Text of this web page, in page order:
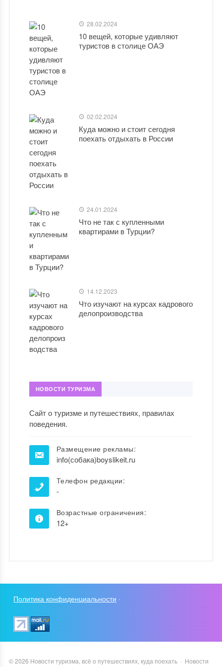
28.02.2024
10 вещей, которые удивляют
туристов в столице ОАЭ
02.02.2024
Куда можно и стоит сегодня
поехать отдыхать в России
24.01.2024
Что не так с купленными
квартирами в Турции?
14.12.2023
Что изучают на курсах кадрового
делопроизводства
НОВОСТИ ТУРИЗМА
Сайт о туризме и путешествиях, правилах
поведения.
Размещение рекламы:
info(собака)boyslikeit.ru
Телефон редакции:
-
Возрастные ограничения:
12+
Политика конфиденциальности ·
©2026 Новости туризма, всё о путешествиях, куда поехать· Новости